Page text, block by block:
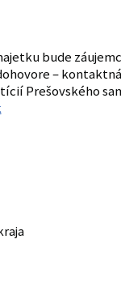
bude
–
Prešovského